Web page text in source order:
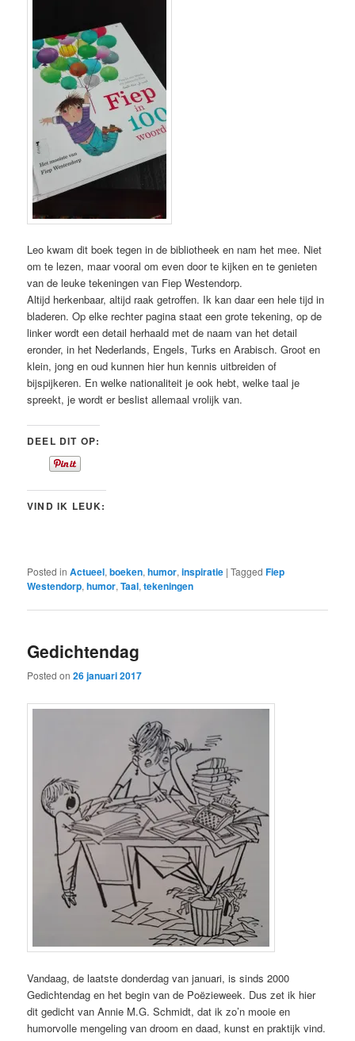
Leo kwam dit boek tegen in de bibliotheek en nam het mee. Niet
om te lezen, maar vooral om even door te kijken en te genieten
van de leuke tekeningen van Fiep Westendorp.
Altijd herkenbaar, altijd raak getroffen. Ik kan daar een hele tijd in
bladeren. Op elke rechter pagina staat een grote tekening, op de
linker wordt een detail herhaald met de naam van het detail
eronder, in het Nederlands, Engels, Turks en Arabisch. Groot en
klein, jong en oud kunnen hier hun kennis uitbreiden of
bijspijkeren. En welke nationaliteit je ook hebt, welke taal je
spreekt, je wordt er beslist allemaal vrolijk van.
DEEL DIT OP:
VIND IK LEUK:
Posted in Actueel,boeken,humor,inspiratie |Tagged Fiep
Westendorp,humor,Taal,tekeningen
Gedichtendag
Posted on26 januari 2017
Vandaag, de laatste donderdag van januari, is sinds 2000
Gedichtendag en het begin van de Poëzieweek. Dus zet ik hier
dit gedicht van Annie M.G. Schmidt, dat ik zo’n mooie en
humorvolle mengeling van droom en daad, kunst en praktijk vind.